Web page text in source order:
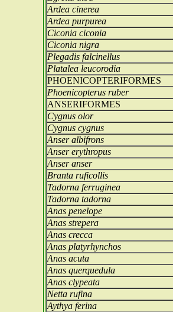
Ardea cinerea
Ardea purpurea
Ciconia ciconia
Ciconia nigra
Plegadis falcinellus
Platalea leucorodia
PHOENICOPTERIFORMES
Phoenicopterus ruber
ANSERIFORMES
Cygnus olor
Cygnus cygnus
Anser albifrons
Anser erythropus
Anser anser
Branta ruficollis
Tadorna ferruginea
Tadorna tadorna
Anas penelope
Anas strepera
Anas crecca
Anas platyrhynchos
Anas acuta
Anas querquedula
Anas clypeata
Netta rufina
Aythya ferina